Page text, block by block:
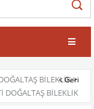
BILEKLIK>
DOĞALTAŞ BİLEKLİK